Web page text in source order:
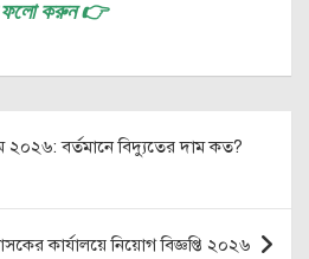
করুন 👉
২০২৬: বর্তমানে বিদ্যুতের দাম কত?
কার্যালয়ে নিয়োগ বিজ্ঞপ্তি ২০২৬